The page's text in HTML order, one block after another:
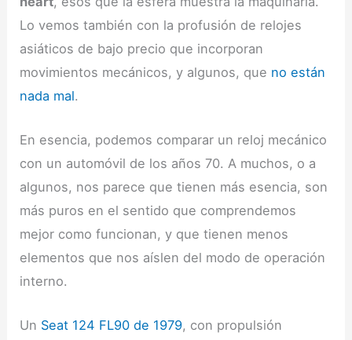
Lo vemos también con la profusión de relojes
asiáticos de bajo precio que incorporan
movimientos mecánicos, y algunos, que no están
nada mal.
En esencia, podemos comparar un reloj mecánico
con un automóvil de los años 70. A muchos, o a
algunos, nos parece que tienen más esencia, son
más puros en el sentido que comprendemos
mejor como funcionan, y que tienen menos
elementos que nos aíslen del modo de operación
interno.
Un Seat 124 FL90 de 1979, con propulsión